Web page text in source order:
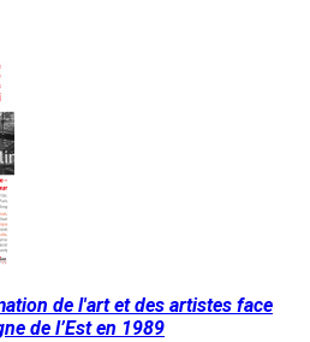
de l'art et des artistes face
de l’Est en 1989